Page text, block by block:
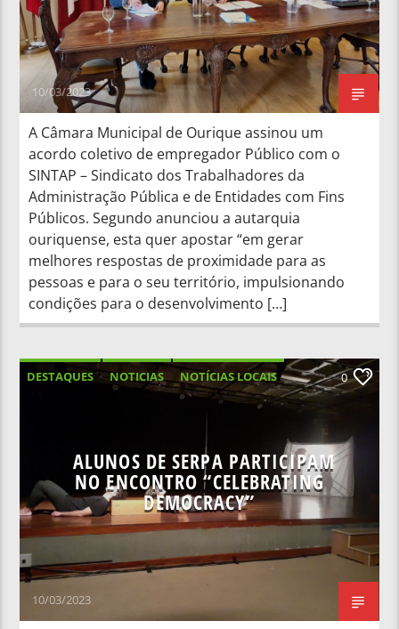
10/03/2023
A Câmara Municipal de Ourique assinou um
acordo coletivo de empregador Público com o
SINTAP – Sindicato dos Trabalhadores da
Administração Pública e de Entidades com Fins
Públicos. Segundo anunciou a autarquia
ouriquense, esta quer apostar “em gerar
melhores respostas de proximidade para as
pessoas e para o seu território, impulsionando
condições para o desenvolvimento […]
DESTAQUES NOTICIAS
NOTÍCIAS LOCAIS
0
ALUNOS DE SERPA PARTICIPAM
NO ENCONTRO “CELEBRATING
DEMOCRACY”
10/03/2023